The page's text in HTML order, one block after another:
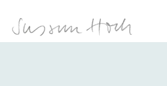
Inhalt
springen